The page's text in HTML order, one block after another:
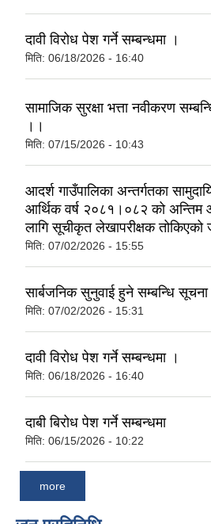
दावी विरोध पेश गर्ने सम्बन्धमा ।
मिति: 06/18/2026 - 16:40
सामाजिक सुरक्षा भत्ता नवीकरण
।।
मिति: 07/15/2026 - 10:43
आदर्श गाउँपालिका अन्तर्गतका
आर्थिक वर्ष २०८१।०८२ को अन्तिम
लागि सूचीकृत लेखापरीक्षक तोकिएको
मिति: 07/02/2026 - 15:55
सार्बजनिक सुनुवाई हुने सम्बन्धि सूचना
मिति: 07/02/2026 - 15:31
दावी विरोध पेश गर्ने सम्बन्धमा ।
मिति: 06/18/2026 - 16:40
दाबी बिरोध पेश गर्ने सम्बन्धमा
मिति: 06/15/2026 - 10:22
more